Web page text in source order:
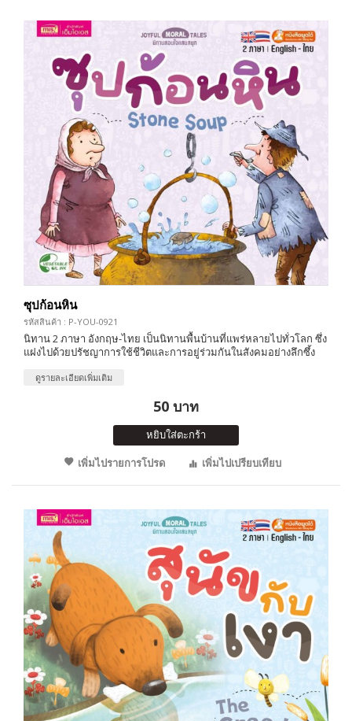
ซุปก้อนหิน
รหัสสินค้า : P-YOU-0921
นิทาน 2 ภาษา อังกฤษ-ไทย เป็นนิทานพื้นบ้านที่แพร่หลายไปทั่วโลก ซึ่ง
แฝงไปด้วยปรัชญาการใช้ชีวิตและการอยู่ร่วมกันในสังคมอย่างลึกซึ้ง
ดูรายละเอียดเพิ่มเติม
50 บาท
หยิบใส่ตะกร้า
เพิ่มไปรายการโปรด
เพิ่มไปเปรียบเทียบ